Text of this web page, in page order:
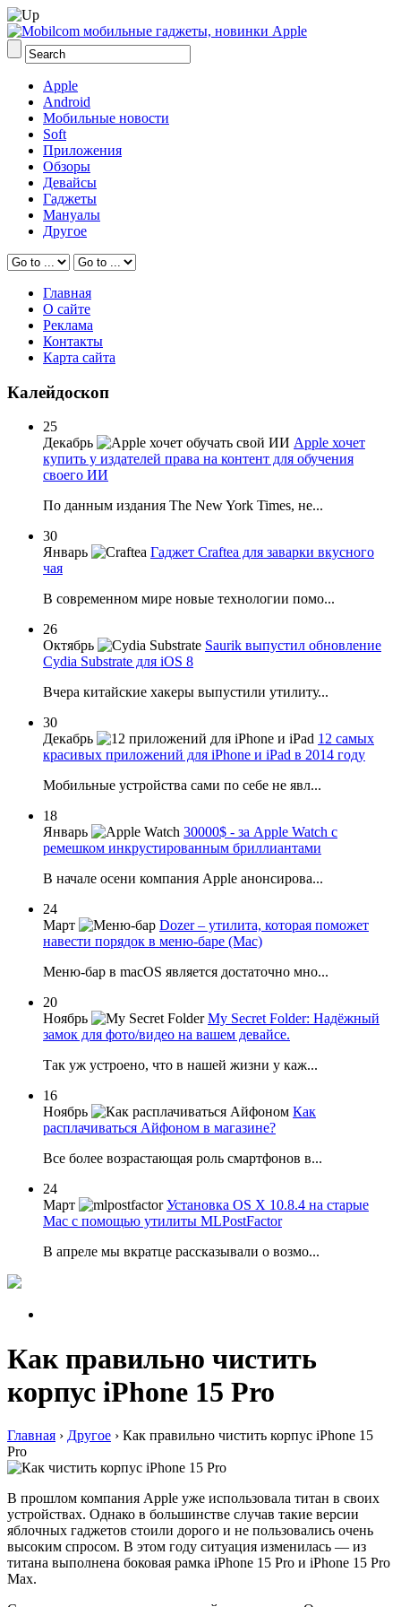
Apple
Android
Мобильные новости
Soft
Приложения
Обзоры
Девайсы
Гаджеты
Мануалы
Другое
Главная
О сайте
Реклама
Контакты
Карта сайта
Калейдоскоп
25
Декабрь
Apple хочет
купить у издателей права на контент для обучения
своего ИИ
По данным издания The New York Times, не...
30
Январь
Гаджет Craftea для заварки вкусного
чая
В современном мире новые технологии помо...
26
Октябрь
Saurik выпустил обновление
Cydia Substrate для iOS 8
Вчера китайские хакеры выпустили утилиту...
30
Декабрь
12 самых
красивых приложений для iPhone и iPad в 2014 году
Мобильные устройства сами по себе не явл...
18
Январь
30000$ - за Apple Watch с
ремешком инкрустированным бриллиантами
В начале осени компания Apple анонсирова...
24
Март
Dozer – утилита, которая поможет
навести порядок в меню-баре (Mac)
Меню-бар в macOS является достаточно мно...
20
Ноябрь
My Secret Folder: Надёжный
замок для фото/видео на вашем девайсе.
Так уж устроено, что в нашей жизни у каж...
16
Ноябрь
Как
расплачиваться Айфоном в магазине?
Все более возрастающая роль смартфонов в...
24
Март
Установка OS X 10.8.4 на старые
Mac с помощью утилиты MLPostFactor
В апреле мы вкратце рассказывали о возмо...
Как правильно чистить
корпус iPhone 15 Pro
Главная › Другое › Как правильно чистить корпус iPhone 15
Pro
В прошлом компания Apple уже использовала титан в своих
устройствах. Однако в большинстве случав такие версии
яблочных гаджетов стоили дорого и не пользовались очень
высоким спросом. В этом году ситуация изменилась — из
титана выполнена боковая рамка iPhone 15 Pro и iPhone 15 Pro
Max.